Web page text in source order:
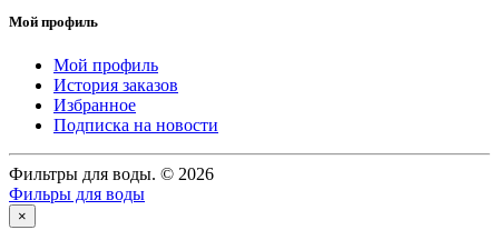
Мой профиль
Мой профиль
История заказов
Избранное
Подписка на новости
Фильтры для воды. © 2026
Фильры для воды
×